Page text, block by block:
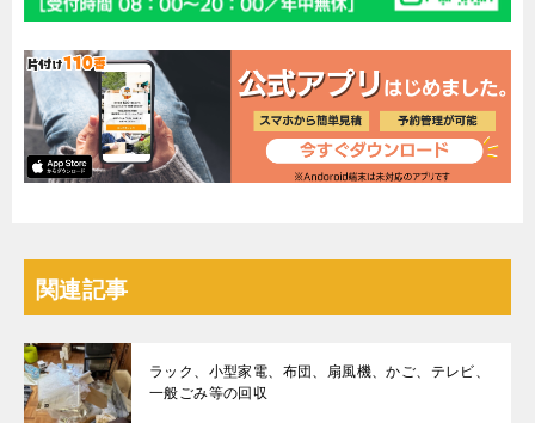
関連記事
ラック、小型家電、布団、扇風機、かご、テレビ、
一般ごみ等の回収